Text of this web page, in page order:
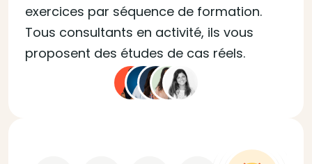
exercices par séquence de formation.
Tous consultants en activité, ils vous
proposent des études de cas réels.